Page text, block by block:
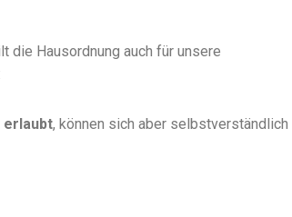
die Hausordnung auch für unsere
erlaubt, können sich aber selbstverständlich